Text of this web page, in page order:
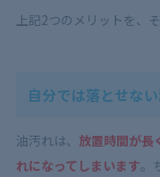
上記2つのメリットを、
自分では落とせな
油汚れは、 放置時間が長
れになってしまいます。